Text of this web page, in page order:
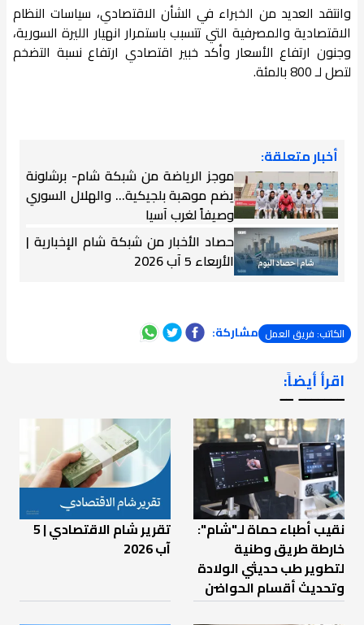
وانتقد العديد من الخبراء في الشأن الاقتصادي، سياسات النظام
الاقتصادية والمصرفية التي تتسبب باستمرار انهيار الليرة السورية،
وجنون ارتفاع الأسعار وأكد خبير اقتصادي ارتفاع نسبة التضخم
لتصل لـ 800 بالمئة.
أخبار متعلقة:
موجز الرياضة من شبكة شام- برشلونة
يضم موهبة بلجيكية... والهلال السوري
وصيفاً لغرب آسيا
حصاد الأخبار من شبكة شام الإخبارية |
الأربعاء 5 آب 2026
الكاتب: فريق العمل مشاركة:
اقرأ أيضاً:
ـــــــ ــ
نقيب أطباء حماة لـ"شام":
خارطة طريق وطنية
لتطوير طب حديثي الولادة
وتحديث أقسام الحواضن
تقرير شام الاقتصادي | 5
آب 2026